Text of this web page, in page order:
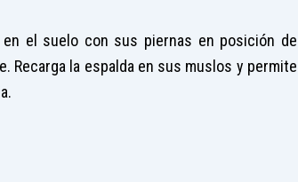
el suelo con sus piernas en posición de
Recarga la espalda en sus muslos y permite